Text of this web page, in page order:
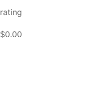
rating
$0.00